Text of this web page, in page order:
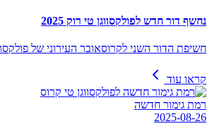
נחשף דור חדש לפולקסווגן טי רוק 2025
חשיפת הדור השני לקרוסאובר העירוני של
קראו עוד
רמת גימור חדשה
2025-08-26